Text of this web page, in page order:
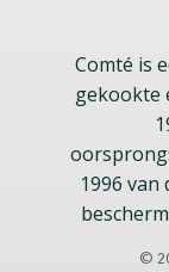
Comté is
gekookte
1996 van
©